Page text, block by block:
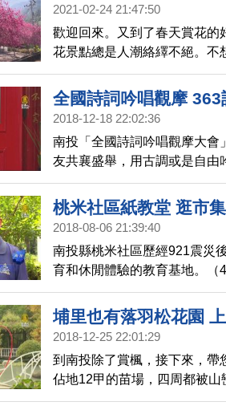
2021-02-24 21:47:50
歡迎回來。又到了春天賞花的
花景點總是人潮絡繹不絕。不
點，分別種植櫻花和錫葉藤都
青。
全國詩詞吟唱觀摩
2018-12-18 22:02:36
南投「全國詩詞吟唱觀摩大會
友共襄盛舉，用古調或是自由
的內涵，以及音韻之美。
桃米社區紙教堂 逛市
2018-08-06 21:39:40
南投縣桃米社區歷經921震災
育和休閒體驗的教育基地。（
市集」，讓遊客深層體驗在地
埔里也有落羽松花園
2018-12-25 22:01:29
到南投除了賞楓，接下來，帶
佔地12甲的苗場，四周都被
態環保綠能教育園區發展，裡